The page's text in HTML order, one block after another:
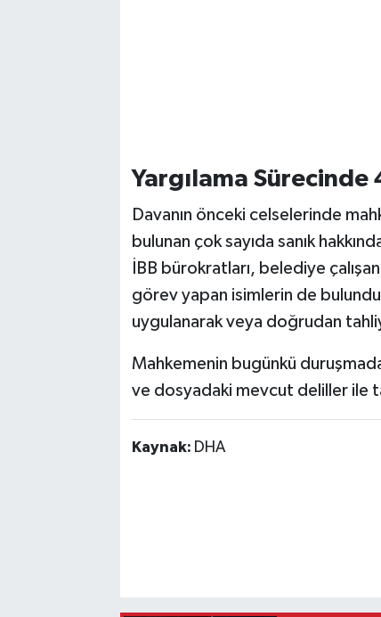
Yargılama Sürecinde
Davanın önceki celselerinde
bulunan çok sayıda sanık
İBB bürokratları, belediye
görev yapan isimlerin de
uygulanarak veya doğrudan
Mahkemenin bugünkü
ve dosyadaki mevcut deliller ile
Kaynak: DHA